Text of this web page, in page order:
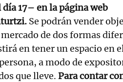
17– en la página web
Se podrán vender
de dos formas
en tener un espacio en
a modo de
que lleve. Para contar